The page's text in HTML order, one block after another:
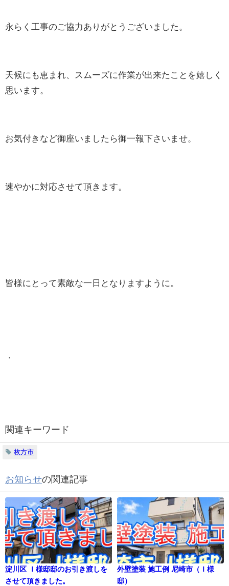
永らく工事のご協力ありがとうございました。
天候にも恵まれ、スムーズに作業が出来たことを嬉しく
思います。
お気付きなど御座いましたら御一報下さいませ。
速やかに対応させて頂きます。
皆様にとって素敵な一日となりますように。
関連キーワード
枚方市
お知らせの関連記事
淀川区 Ｉ様邸邸のお引き渡しを
させて頂きました。
外壁塗装 施工例 尼崎市（Ｉ様
邸）